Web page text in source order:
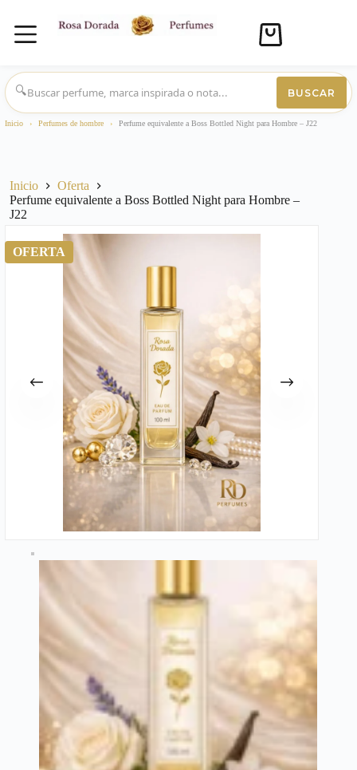
Saltar
al
contenido
Carro
compra
🔍
BUSCAR
Inicio › Perfumes de hombre › Perfume equivalente a Boss Bottled Night para Hombre – J22
Inicio
Oferta
Perfume equivalente a Boss Bottled Night para Hombre –
J22
OFERTA